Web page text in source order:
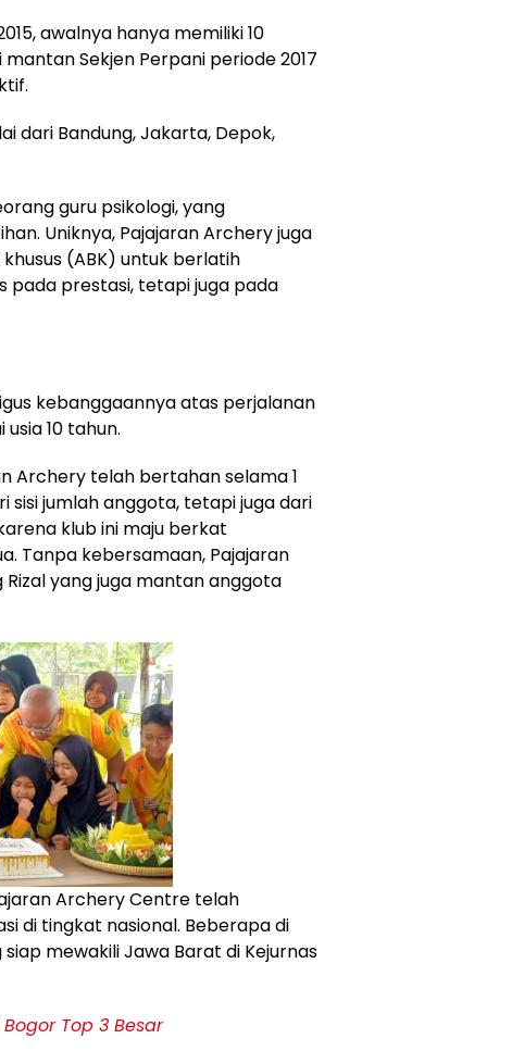
awalnya hanya memiliki 10
Sekjen Perpani periode 2017
dari Bandung, Jakarta, Depok,
guru psikologi, yang
Uniknya, Pajajaran Archery juga
(ABK) untuk berlatih
pada prestasi, tetapi juga pada
kebanggaannya atas perjalanan
10 tahun.
Archery telah bertahan selama 1
jumlah anggota, tetapi juga dari
klub ini maju berkat
Tanpa kebersamaan, Pajajaran
Rizal yang juga mantan anggota
Archery Centre telah
di tingkat nasional. Beberapa di
mewakili Jawa Barat di Kejurnas
Top 3 Besar